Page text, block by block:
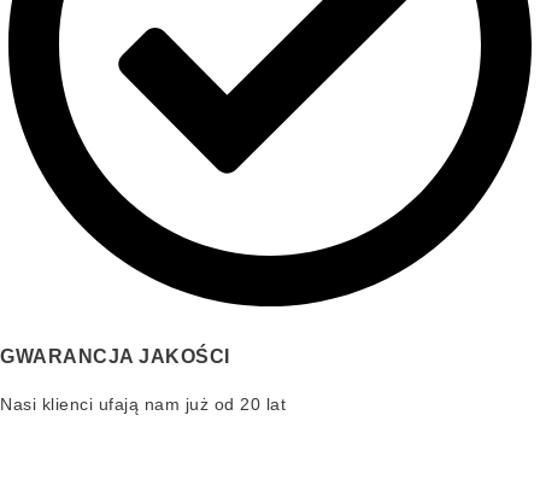
GWARANCJA JAKOŚCI
Nasi klienci ufają nam już od 20 lat